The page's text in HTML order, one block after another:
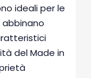
ideali per le
del Made in